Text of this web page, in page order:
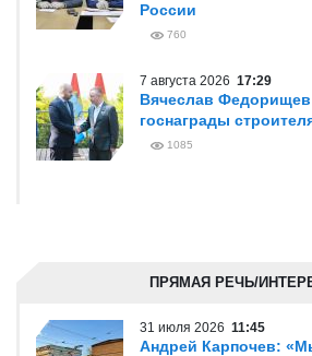
России
760
7 августа 2026 17:29
Вячеслав
госнаграды
1085
ПРЯМАЯ РЕЧЬ/
31 июля 2026 11:45
Андрей Карпочев: